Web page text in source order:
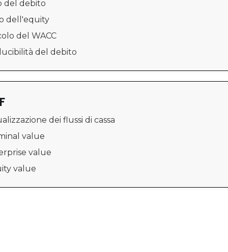
del debito
dell'equity
del WACC
del debito
dei flussi di cassa
value
value
value